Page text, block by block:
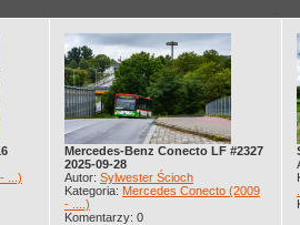
...)
Mercedes-Benz Conecto LF #2327
2025-09-28
Autor: Sylwester Ścioch
Kategoria: Mercedes Conecto (2009
- ....)
Komentarzy: 0